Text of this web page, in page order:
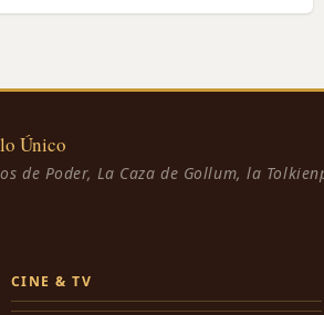
de Poder, La Caza de Gollum, la
CINE & TV